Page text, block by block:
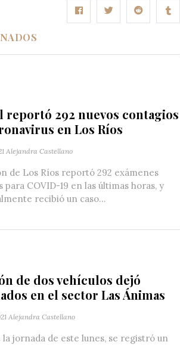
reportó 292 nuevos contagios
en Los Ríos
Alejandra Castellano
de Los Ríos reportó 292 exámenes
para COVID-19 en las últimas horas, y
recibió un caso...
de dos vehículos dejó
en el sector Las Ánimas
Alejandra Castellano
la jornada de este lunes, se registró un